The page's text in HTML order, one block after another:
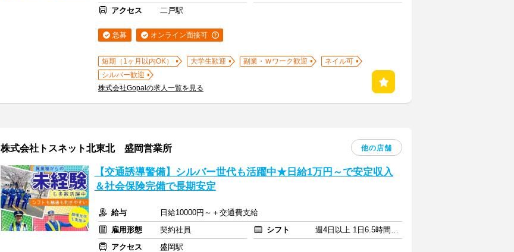
アクセス
二戸駅
急募 オンライン面接可
短期（1ヶ月以内OK） 大学生歓迎 副業・Ｗワーク歓迎
ネイル可
シルバー歓迎
株式会社Gopalの求人一覧を見る
株式会社トスネット北東北 盛岡営業所 他の店舗
【交通誘導警備】シルバー世代も活躍中★日給1万円～で安定収入
＆社会保険完備で長期安定
給与
日給10000円～＋交通費支給
雇用形態
契約社員 シフト
週4日以上 1日6.5時間以上
アクセス
盛岡駅